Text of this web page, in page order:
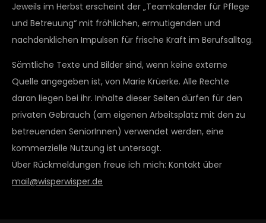
Jeweils im Herbst erscheint der „Teamkalender für Pflege
und Betreuung“ mit fröhlichen, ermutigenden und
nachdenklichen Impulsen für frische Kraft im Berufsalltag.
Sämtliche Texte und Bilder sind, wenn keine externe
Quelle angegeben ist, von Marie Krüerke. Alle Rechte
daran liegen bei ihr. Inhalte dieser Seiten dürfen für den
privaten Gebrauch (am eigenen Arbeitsplatz mit den zu
betreuenden SeniorInnen) verwendet werden, eine
kommerzielle Nutzung ist untersagt.
Über Rückmeldungen freue ich mich: Kontakt über
mail@wisperwisper.de